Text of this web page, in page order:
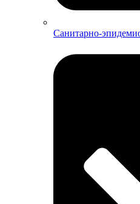
Санитарно-